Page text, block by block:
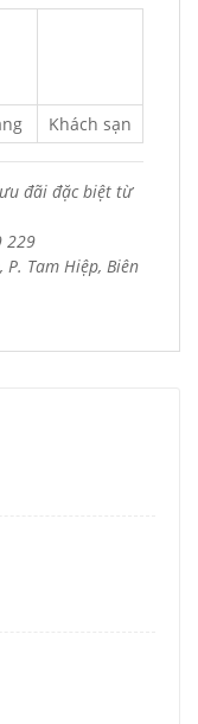
Khách sạn
đãi đặc biệt từ
229
P. Tam Hiệp, Biên